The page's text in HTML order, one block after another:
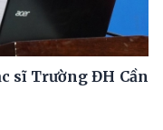
sĩ Trường ĐH Cần